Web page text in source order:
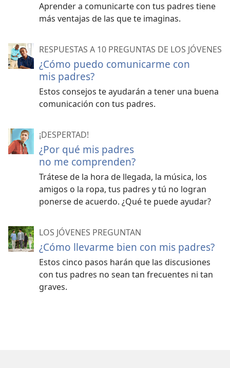
Aprender a comunicarte con tus padres tiene
más ventajas de las que te imaginas.
RESPUESTAS A 10 PREGUNTAS DE LOS JÓVENES
¿Cómo puedo comunicarme con
mis padres?
Estos consejos te ayudarán a tener una buena
comunicación con tus padres.
¡DESPERTAD!
¿Por qué mis padres
no me comprenden?
Trátese de la hora de llegada, la música, los
amigos o la ropa, tus padres y tú no logran
ponerse de acuerdo. ¿Qué te puede ayudar?
LOS JÓVENES PREGUNTAN
¿Cómo llevarme bien con mis padres?
Estos cinco pasos harán que las discusiones
con tus padres no sean tan frecuentes ni tan
graves.